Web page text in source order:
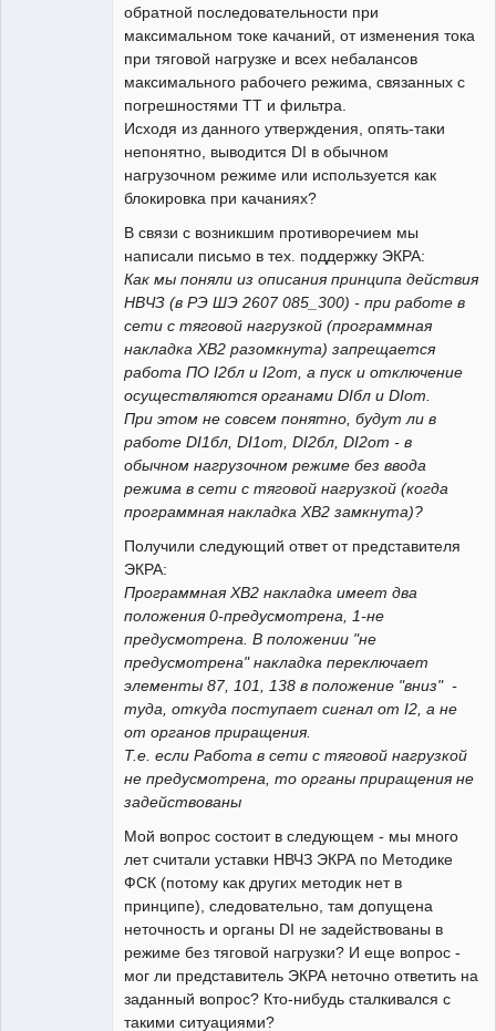
обратной последовательности при
максимальном токе качаний, от изменения тока
при тяговой нагрузке и всех небалансов
максимального рабочего режима, связанных с
погрешностями ТТ и фильтра.
Исходя из данного утверждения, опять-таки
непонятно, выводится DI в обычном
нагрузочном режиме или используется как
блокировка при качаниях?
В связи с возникшим противоречием мы
написали письмо в тех. поддержку ЭКРА:
Как мы поняли из описания принципа действия
НВЧЗ (в РЭ ШЭ 2607 085_300) - при работе в
сети с тяговой нагрузкой (программная
накладка ХВ2 разомкнута) запрещается
работа ПО I2бл и I2от, а пуск и отключение
осуществляются органами DIбл и DIот.
При этом не совсем понятно, будут ли в
работе DI1бл, DI1от, DI2бл, DI2от - в
обычном нагрузочном режиме без ввода
режима в сети с тяговой нагрузкой (когда
программная накладка ХВ2 замкнута)?
Получили следующий ответ от представителя
ЭКРА:
Программная ХВ2 накладка имеет два
положения 0-предусмотрена, 1-не
предусмотрена. В положении "не
предусмотрена" накладка переключает
элементы 87, 101, 138 в положение "вниз" -
туда, откуда поступает сигнал от I2, а не
от органов приращения.
Т.е. если Работа в сети с тяговой нагрузкой
не предусмотрена, то органы приращения не
задействованы
Мой вопрос состоит в следующем - мы много
лет считали уставки НВЧЗ ЭКРА по Методике
ФСК (потому как других методик нет в
принципе), следовательно, там допущена
неточность и органы DI не задействованы в
режиме без тяговой нагрузки? И еще вопрос -
мог ли представитель ЭКРА неточно ответить на
заданный вопрос? Кто-нибудь сталкивался с
такими ситуациями?